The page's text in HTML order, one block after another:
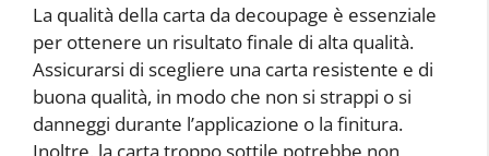
La qualità della carta da decoupage è essenziale
per ottenere un risultato finale di alta qualità.
Assicurarsi di scegliere una carta resistente e di
buona qualità, in modo che non si strappi o si
danneggi durante l’applicazione o la finitura.
Inoltre, la carta troppo sottile potrebbe non